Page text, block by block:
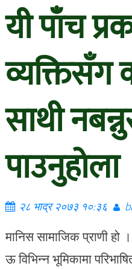
यी पाँच
व्यक्तिसँग
साथी
पाउनुहोला
२८ भाद्र २०७३ १०:३६
मानिस सामाजिक प्राणी
ऊ विभिन्न भूमिकामा